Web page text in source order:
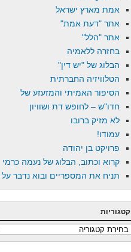
אמת מארץ ישראל
אתר "דעת אמת"
אתר "הלל"
בחזרה ללאמיה
הבלוג של "יש דין"
הטלוויזיה החברתית
הסיפור האמיתי והמזעזע של
חדו"ש – לחופש דת ושוויון
לא מזיק ברובו
עמודו!
פרויקט בן יהודה
קרוא וכתוב, הבלוג של נעמה כרמי
תניח את המספריים ובוא נדבר על
קטגוריות
קטגוריות